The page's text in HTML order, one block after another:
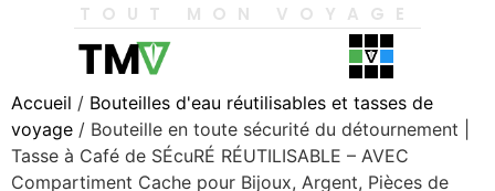
TOUT MON VOYAGE
Accueil / Bouteilles d'eau réutilisables et tasses de
voyage / Bouteille en toute sécurité du détournement |
Tasse à Café de SÉcuRÉ RÉUTILISABLE – AVEC
Compartiment Cache pour Bijoux, Argent, Pièces de